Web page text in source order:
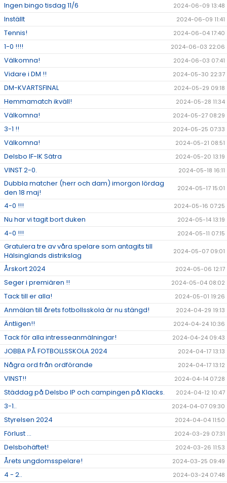
Ingen bingo tisdag 11/6 2024-06-09 13:48
Inställt 2024-06-09 11:41
Tennis! 2024-06-04 17:40
1-0 !!!! 2024-06-03 22:06
Välkomna! 2024-06-03 07:41
Vidare i DM !! 2024-05-30 22:37
DM-KVARTSFINAL 2024-05-29 09:18
Hemmamatch ikväll! 2024-05-28 11:34
Välkomna! 2024-05-27 08:29
3-1 !! 2024-05-25 07:33
Välkomna! 2024-05-21 08:51
Delsbo IF-IK Sätra 2024-05-20 13:19
VINST 2-0. 2024-05-18 16:11
Dubbla matcher (herr och dam) imorgon lördag
den 18 maj!
2024-05-17 15:01
4-0 !!! 2024-05-16 07:25
Nu har vi tagit bort duken 2024-05-14 13:19
4-0 !!! 2024-05-11 07:15
Gratulera tre av våra spelare som antagits till
Hälsinglands distrikslag
2024-05-07 09:01
Årskort 2024 2024-05-06 12:17
Seger i premiären !! 2024-05-04 08:02
Tack till er alla! 2024-05-01 19:26
Anmälan till årets fotbollsskola är nu stängd! 2024-04-29 19:13
Äntligen!! 2024-04-24 10:36
Tack för alla intresseanmälningar! 2024-04-24 09:43
JOBBA PÅ FOTBOLLSSKOLA 2024 2024-04-17 13:13
Några ord från ordförande 2024-04-17 13:12
VINST!! 2024-04-14 07:28
Städdag på Delsbo IP och campingen på Klacks. 2024-04-12 10:47
3-1.. 2024-04-07 09:30
Styrelsen 2024 2024-04-04 11:50
Förlust ... 2024-03-29 07:31
Delsbohäftet! 2024-03-26 11:53
Årets ungdomsspelare! 2024-03-25 09:49
4 - 2.. 2024-03-24 07:48